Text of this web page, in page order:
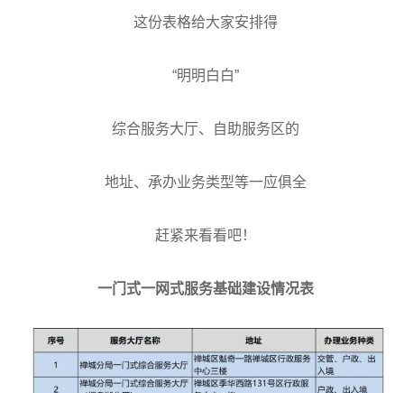
这份表格给大家安排得
“明明白白”
综合服务大厅、自助服务区的
地址、承办业务类型等一应俱全
赶紧来看看吧！
一门式一网式服务基础建设情况表